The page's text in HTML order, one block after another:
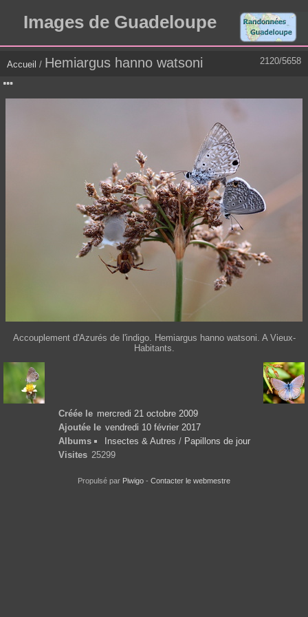
Images de Guadeloupe
2120/5658
Accueil / Hemiargus hanno watsoni
Accouplement d'Azurés de l'indigo. Hemiargus hanno watsoni. A Vieux-
Habitants.
Créée le mercredi 21 octobre 2009
Ajoutée le vendredi 10 février 2017
Albums
Insectes & Autres / Papillons de jour
Visites 25299
Propulsé par Piwigo - Contacter le webmestre